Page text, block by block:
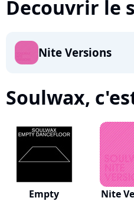
Decouvrir le
Nite Versions
Soulwax,
Empty
Nite